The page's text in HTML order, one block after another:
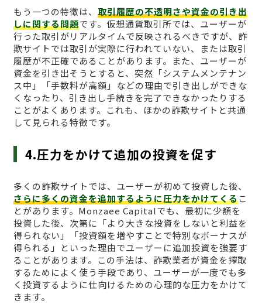
もう一つの特徴は、 取引履歴の不透明さや資金の引き出
しに関する問題です。仮想通貨取引所では、ユーザーが
行った取引がリアルタイムで反映されるべきですが、詐
欺サイトでは取引が実際に行われていない、または取引
履歴が不正確であることがあります。また、ユーザーが
資金を引き出そうとすると、突然「システムメンテナン
ス中」「手数料が高額」などの理由で引き出しができな
くなったり、引き出し手続きを完了できなかったりする
ことがよくあります。これも、ほかの詐欺サイトと共通
して見られる特徴です。
4.圧力をかけて追加の投資を促す
多くの詐欺サイトでは、ユーザーが初めて投資した後、
さらに多くの資金を追加するように圧力をかけてくるこ
とがあります。Monzaee Capitalでも、最初に少額を
投資した後、次第に「より大きな投資をしないと利益を
得られない」「投資額を増やすことで特別なボーナスが
得られる」といった理由でユーザーに追加投資を強要す
ることがあります。この手法は、詐欺業者が資金を搾取
するためによく使う手段であり、ユーザーが一度でも多
く投資するように仕向けるための心理的な圧力をかけて
きます。